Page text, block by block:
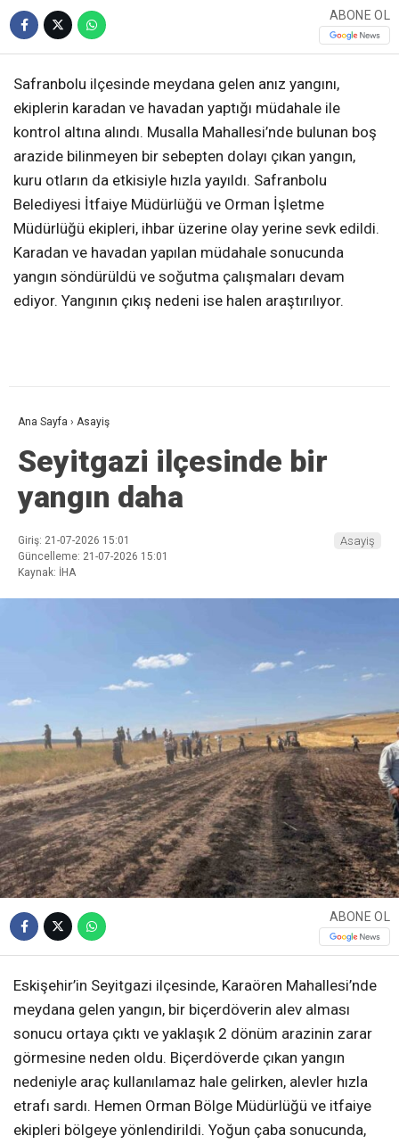
ABONE OL
Safranbolu ilçesinde meydana gelen anız yangını,
ekiplerin karadan ve havadan yaptığı müdahale ile
kontrol altına alındı. Musalla Mahallesi’nde bulunan boş
arazide bilinmeyen bir sebepten dolayı çıkan yangın,
kuru otların da etkisiyle hızla yayıldı. Safranbolu
Belediyesi İtfaiye Müdürlüğü ve Orman İşletme
Müdürlüğü ekipleri, ihbar üzerine olay yerine sevk edildi.
Karadan ve havadan yapılan müdahale sonucunda
yangın söndürüldü ve soğutma çalışmaları devam
ediyor. Yangının çıkış nedeni ise halen araştırılıyor.
Ana Sayfa › Asayiş
Seyitgazi ilçesinde bir
yangın daha
Giriş: 21-07-2026 15:01
Güncelleme: 21-07-2026 15:01
Kaynak: İHA
Asayiş
ABONE OL
Eskişehir’in Seyitgazi ilçesinde, Karaören Mahallesi’nde
meydana gelen yangın, bir biçerdöverin alev alması
sonucu ortaya çıktı ve yaklaşık 2 dönüm arazinin zarar
görmesine neden oldu. Biçerdöverde çıkan yangın
nedeniyle araç kullanılamaz hale gelirken, alevler hızla
etrafı sardı. Hemen Orman Bölge Müdürlüğü ve itfaiye
ekipleri bölgeye yönlendirildi. Yoğun çaba sonucunda,